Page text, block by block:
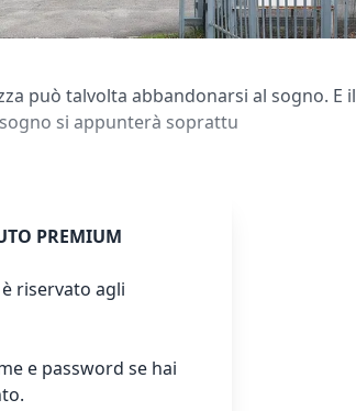
può talvolta abbandonarsi al sogno. E il
si appunterà soprattu
PREMIUM
riservato agli
e password se hai